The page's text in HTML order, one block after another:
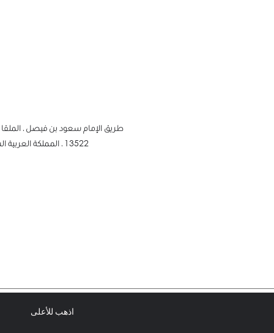
طريق الإمام سعود بن فيصل ، الملقا
13522 ، المملكة العربية
اذهب للأعلى